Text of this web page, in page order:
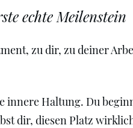
echte Meilenstein
zu dir, zu deiner
innere Haltung. Du
dir, diesen Platz